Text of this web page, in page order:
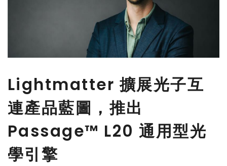
Lightmatter 擴展光子互
連產品藍圖，推出
Passage™ L20 通用型光
學引擎